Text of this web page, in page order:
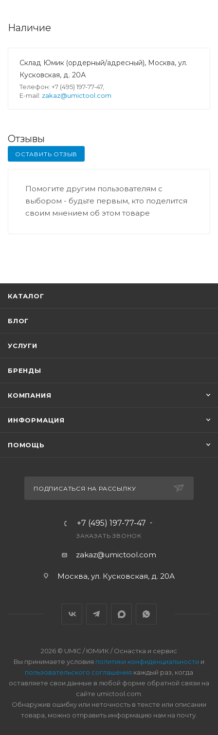
Наличие
Склад Юмик (ордерный/адресный), Москва, ул.
Кусковская, д. 20А
Телефон: +7 (495) 197-77-47,
E-mail: zakaz@umictool.com
Отзывы
ОСТАВИТЬ ОТЗЫВ
Помогите другим пользователям с
выбором - будьте первым, кто поделится
своим мнением об этом товаре
КАТАЛОГ
БЛОГ
УСЛУГИ
БРЕНДЫ
КОМПАНИЯ
ИНФОРМАЦИЯ
ПОМОЩЬ
ПОДПИСАТЬСЯ НА РАССЫЛКУ
+7 (495) 197-77-47
ЗАКАЗАТЬ ЗВОНОК
zakaz@umictool.com
Москва, ул. Кусковская, д. 20А
2026 © UMIC / ЮМИК / Оснастка и сервис
Вы принимаете условия политики конфиденциальности и
пользовательского соглашения каждый раз, когда
оставляете свои данные в любой форме обратной связи на
сайте umictool.com.
Обнаружив ошибку или неточность в тексте или описании
товара, можно отправить информацию нам на почту.